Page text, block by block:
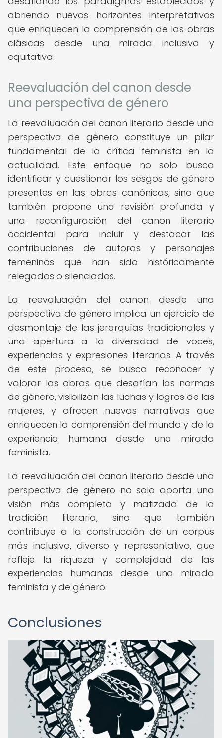
abriendo nuevos horizontes interpretativos
que enriquecen la comprensión de las obras
clásicas desde una mirada inclusiva y
equitativa.
Reevaluación del canon desde
una perspectiva de género
La reevaluación del canon literario desde una
perspectiva de género constituye un pilar
fundamental de la crítica feminista en la
actualidad. Este enfoque no solo busca
identificar y cuestionar los sesgos de género
presentes en las obras canónicas, sino que
también propone una revisión profunda y
una reconfiguración del canon literario
occidental para incluir y destacar las
contribuciones de autoras y personajes
femeninos que han sido históricamente
relegados o silenciados.
La reevaluación del canon desde una
perspectiva de género implica un ejercicio de
desmontaje de las jerarquías tradicionales y
una apertura a la diversidad de voces,
experiencias y expresiones literarias. A través
de este proceso, se busca reconocer y
valorar las obras que desafían las normas
de género, visibilizan las luchas y logros de las
mujeres, y ofrecen nuevas narrativas que
enriquecen la comprensión del mundo y de la
experiencia humana desde una mirada
feminista.
La reevaluación del canon literario desde una
perspectiva de género no solo aporta una
visión más completa y matizada de la
tradición literaria, sino que también
contribuye a la construcción de un corpus
más inclusivo, diverso y representativo, que
refleje la riqueza y complejidad de las
experiencias humanas desde una mirada
feminista y de género.
Conclusiones